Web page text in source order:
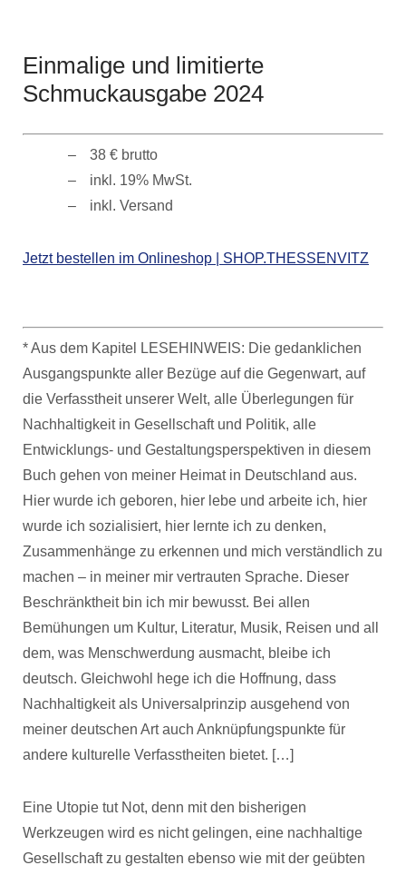
Einmalige und limitierte
Schmuckausgabe 2024
38 € brutto
inkl. 19% MwSt.
inkl. Versand
Jetzt bestellen im Onlineshop | SHOP.THESSENVITZ
* Aus dem Kapitel LESEHINWEIS: Die gedanklichen
Ausgangspunkte aller Bezüge auf die Gegenwart, auf
die Verfasstheit unserer Welt, alle Überlegungen für
Nachhaltigkeit in Gesellschaft und Politik, alle
Entwicklungs- und Gestaltungsperspektiven in diesem
Buch gehen von meiner Heimat in Deutschland aus.
Hier wurde ich geboren, hier lebe und arbeite ich, hier
wurde ich sozialisiert, hier lernte ich zu denken,
Zusammenhänge zu erkennen und mich verständlich zu
machen – in meiner mir vertrauten Sprache. Dieser
Beschränktheit bin ich mir bewusst. Bei allen
Bemühungen um Kultur, Literatur, Musik, Reisen und all
dem, was Menschwerdung ausmacht, bleibe ich
deutsch. Gleichwohl hege ich die Hoffnung, dass
Nachhaltigkeit als Universalprinzip ausgehend von
meiner deutschen Art auch Anknüpfungspunkte für
andere kulturelle Verfasstheiten bietet. […]
Eine Utopie tut Not, denn mit den bisherigen
Werkzeugen wird es nicht gelingen, eine nachhaltige
Gesellschaft zu gestalten ebenso wie mit der geübten